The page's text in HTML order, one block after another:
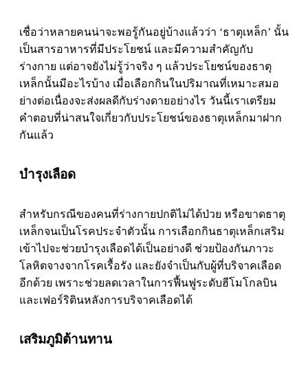
เชื่อว่าหลายคนน่าจะพอรู้กันอยู่บ้างแล้วว่า ‘ธาตุเหล็ก’ นั้น
เป็นสารอาหารที่มีประโยชน์ และมีความสำคัญกับ
ร่างกาย แต่อาจยังไม่รู้ว่าจริง ๆ แล้วประโยชน์ของธาตุ
เหล็กนั้นมีอะไรบ้าง เมื่อเลือกกินในปริมาณที่เหมาะสมอ
ย่างต่อเนื่องจะส่งผลดีกับร่างดายอย่างไร วันนี้เราเตรียม
คำตอบที่น่าสนใจเกี่ยวกับประโยชน์ของธาตุเหล็กมาฝาก
กันแล้ว
บำรุงเลือด
สำหรับกรณีของคนที่ร่างกายปกติไม่ได้ป่วย หรือขาดธาตุ
เหล็กจนเป็นโรคประจำตัวนั้น การเลือกกินธาตุเหล็กเสริม
เข้าไปจะช่วยบำรุงเลือดได้เป็นอย่างดี ช่วยป้องกันภาวะ
โลหิตจางจากโรคเรื้อรัง และยังจำเป็นกับผู้ที่บริจาคเลือด
อีกด้วย เพราะช่วยลดเวลาในการฟื้นฟูระดับฮีโมโกลบิน
และเฟอร์ริตินหลังการบริจาคเลือดได้
เสริมภูมิต้านทาน